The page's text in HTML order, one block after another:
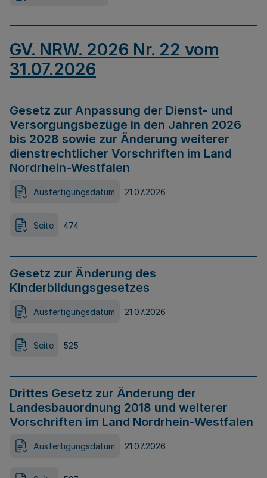
GV. NRW. 2026 Nr. 22 vom
31.07.2026
Gesetz zur Anpassung der Dienst- und
Versorgungsbezüge in den Jahren 2026
bis 2028 sowie zur Änderung weiterer
dienstrechtlicher Vorschriften im Land
Nordrhein-Westfalen
Ausfertigungsdatum 21.07.2026
Seite 474
Gesetz zur Änderung des
Kinderbildungsgesetzes
Ausfertigungsdatum 21.07.2026
Seite 525
Drittes Gesetz zur Änderung der
Landesbauordnung 2018 und weiterer
Vorschriften im Land Nordrhein-Westfalen
Ausfertigungsdatum 21.07.2026